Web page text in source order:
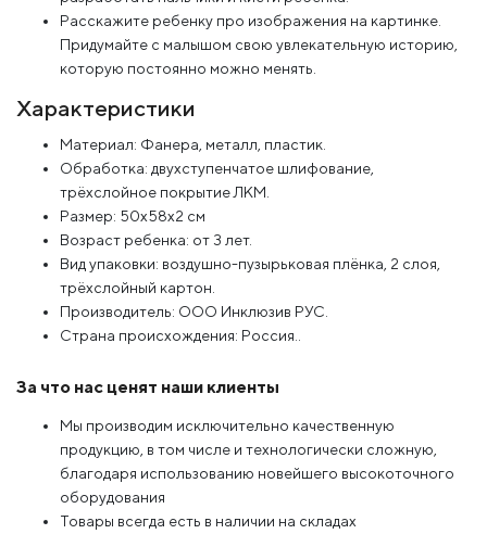
Расскажите ребенку про изображения на картинке.
Придумайте с малышом свою увлекательную историю,
которую постоянно можно менять.
Характеристики
Материал: Фанера, металл, пластик.
Обработка: двухступенчатое шлифование,
трёхслойное покрытие ЛКМ.
Размер: 50х58х2 см
Возраст ребенка: от 3 лет.
Вид упаковки: воздушно-пузырьковая плёнка, 2 слоя,
трёхслойный картон.
Производитель: ООО Инклюзив РУС.
Страна происхождения: Россия..
За что нас ценят наши клиенты
Мы производим исключительно качественную
продукцию, в том числе и технологически сложную,
благодаря использованию новейшего высокоточного
оборудования
Товары всегда есть в наличии на складах